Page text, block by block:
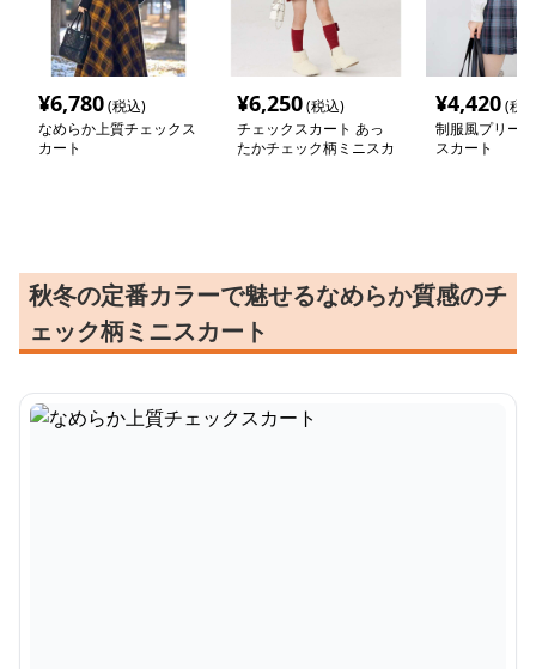
¥6,780(税込)
なめらか上質チェックス
カート
¥6,250(税込)
チェックスカート あっ
たかチェック柄ミニスカ
¥4,420(税
制服風プリー
スカート
秋冬の定番カラーで魅せるなめらか質感のチ
ェック柄ミニスカート